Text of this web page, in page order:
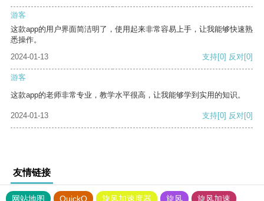
游客
这款app的用户界面简洁明了，使用起来非常容易上手，让我能够快速熟
悉操作。
2024-01-13
支持[0] 反对[0]
游客
这款app的老师非常专业，教学水平很高，让我能够学到实用的知识。
2024-01-13 支持[0] 反对[0]
友情链接
网站地图 QuickQ 旋风加速度器 旋风 旋风加速